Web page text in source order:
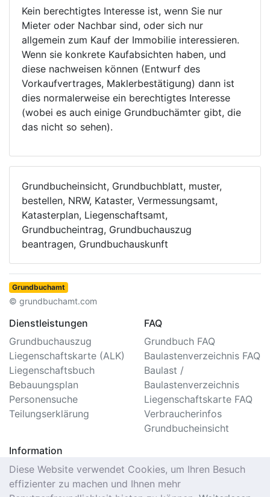
Kein berechtigtes Interesse ist, wenn Sie nur
Mieter oder Nachbar sind, oder sich nur
allgemein zum Kauf der Immobilie interessieren.
Wenn sie konkrete Kaufabsichten haben, und
diese nachweisen können (Entwurf des
Vorkaufvertrages, Maklerbestätigung) dann ist
dies normalerweise ein berechtigtes Interesse
(wobei es auch einige Grundbuchämter gibt, die
das nicht so sehen).
Grundbucheinsicht, Grundbuchblatt, muster,
bestellen, NRW, Kataster, Vermessungsamt,
Katasterplan, Liegenschaftsamt,
Grundbucheintrag, Grundbuchauszug
beantragen, Grundbuchauskunft
Grundbuchamt
© grundbuchamt.com
Dienstleistungen
Grundbuchauszug
Liegenschaftskarte (ALK)
Liegenschaftsbuch
Bebauungsplan
Personensuche
Teilungserklärung
FAQ
Grundbuch FAQ
Baulastenverzeichnis FAQ
Baulast /
Baulastenverzeichnis
Liegenschaftskarte FAQ
Verbraucherinfos
Grundbucheinsicht
Information
Impressum/Kontakt
Datenschutzerklärung
Diese Website verwendet Cookies, um Ihren Besuch
effizienter zu machen und Ihnen mehr